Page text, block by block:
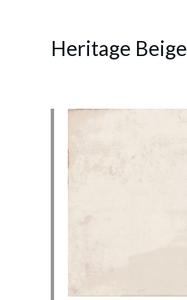
Heritage Beige